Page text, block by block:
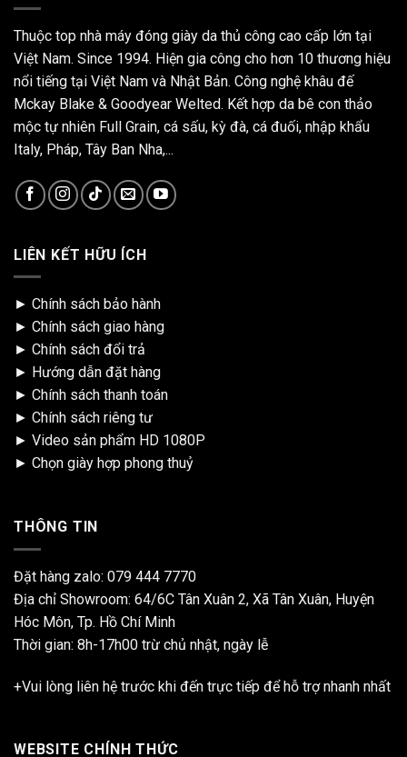
Thuộc top nhà máy đóng giày da thủ công cao cấp lớn tại
Việt Nam. Since 1994. Hiện gia công cho hơn 10 thương hiệu
nổi tiếng tại Việt Nam và Nhật Bản. Công nghệ khâu đế
Mckay Blake & Goodyear Welted. Kết hợp da bê con thảo
mộc tự nhiên Full Grain, cá sấu, kỳ đà, cá đuối, nhập khẩu
Italy, Pháp, Tây Ban Nha,...
LIÊN KẾT HỮU ÍCH
► Chính sách bảo hành
► Chính sách giao hàng
► Chính sách đổi trả
► Hướng dẫn đặt hàng
► Chính sách thanh toán
► Chính sách riêng tư
► Video sản phẩm HD 1080P
► Chọn giày hợp phong thuỷ
THÔNG TIN
Đặt hàng zalo: 079 444 7770
Địa chỉ Showroom: 64/6C Tân Xuân 2, Xã Tân Xuân, Huyện
Hóc Môn, Tp. Hồ Chí Minh
Thời gian: 8h-17h00 trừ chủ nhật, ngày lễ
+Vui lòng liên hệ trước khi đến trực tiếp để hỗ trợ nhanh nhất
WEBSITE CHÍNH THỨC